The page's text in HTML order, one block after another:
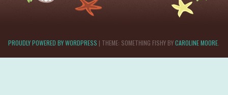
PROUDLY POWERED BY WORDPRESS | THEME: SOMETHING FISHY BYCAROLINE MOORE.